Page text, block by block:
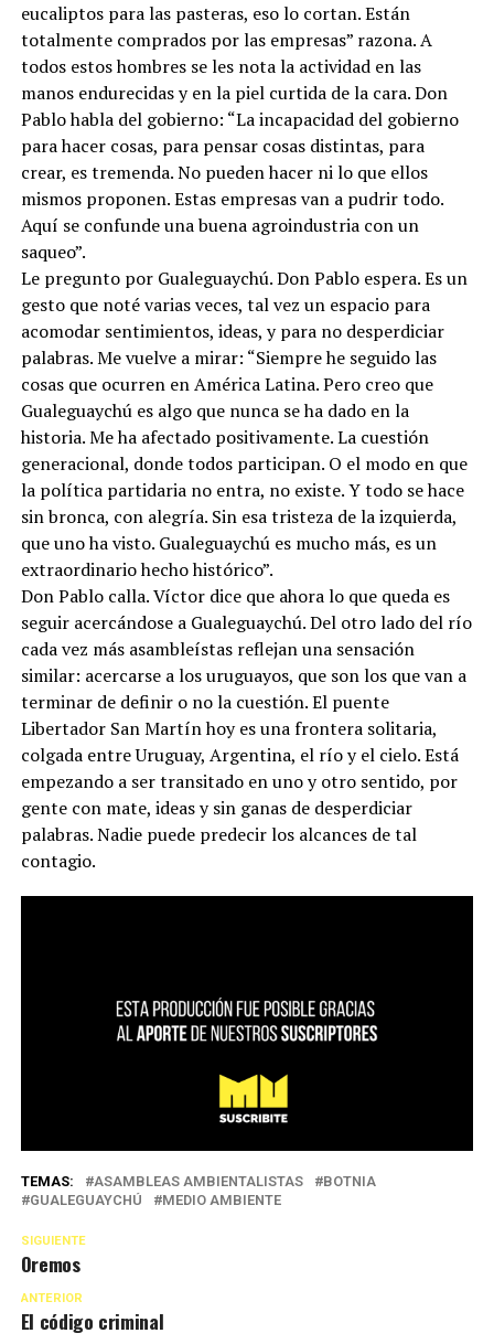
eucaliptos para las pasteras, eso lo cortan. Están
totalmente comprados por las empresas” razona. A
todos estos hombres se les nota la actividad en las
manos endurecidas y en la piel curtida de la cara. Don
Pablo habla del gobierno: “La incapacidad del gobierno
para hacer cosas, para pensar cosas distintas, para
crear, es tremenda. No pueden hacer ni lo que ellos
mismos proponen. Estas empresas van a pudrir todo.
Aquí se confunde una buena agroindustria con un
saqueo”.
Le pregunto por Gualeguaychú. Don Pablo espera. Es un
gesto que noté varias veces, tal vez un espacio para
acomodar sentimientos, ideas, y para no desperdiciar
palabras. Me vuelve a mirar: “Siempre he seguido las
cosas que ocurren en América Latina. Pero creo que
Gualeguaychú es algo que nunca se ha dado en la
historia. Me ha afectado positivamente. La cuestión
generacional, donde todos participan. O el modo en que
la política partidaria no entra, no existe. Y todo se hace
sin bronca, con alegría. Sin esa tristeza de la izquierda,
que uno ha visto. Gualeguaychú es mucho más, es un
extraordinario hecho histórico”.
Don Pablo calla. Víctor dice que ahora lo que queda es
seguir acercándose a Gualeguaychú. Del otro lado del río
cada vez más asambleístas reflejan una sensación
similar: acercarse a los uruguayos, que son los que van a
terminar de definir o no la cuestión. El puente
Libertador San Martín hoy es una frontera solitaria,
colgada entre Uruguay, Argentina, el río y el cielo. Está
empezando a ser transitado en uno y otro sentido, por
gente con mate, ideas y sin ganas de desperdiciar
palabras. Nadie puede predecir los alcances de tal
contagio.
TEMAS: ASAMBLEAS AMBIENTALISTAS
BOTNIA
GUALEGUAYCHÚ
MEDIO AMBIENTE
SIGUIENTE
Oremos
ANTERIOR
El código criminal